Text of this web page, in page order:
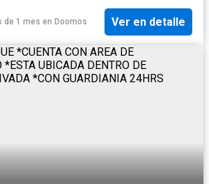
de 1 mes en Doomos Ver en detalle